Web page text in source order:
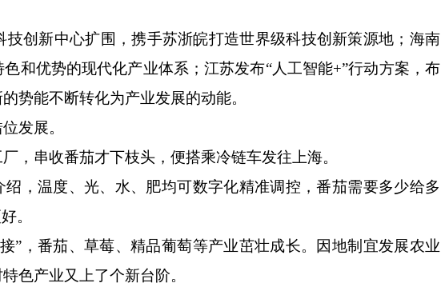
新中心扩围，携手苏浙皖打造世界级科技创新策源地；海南
和优势的现代化产业体系；江苏发布“人工智能+”行动方案，布
势能不断转化为产业发展的动能。
发展。
串收番茄才下枝头，便搭乘冷链车发往上海。
，温度、光、水、肥均可数字化精准调控，番茄需要多少给多
。
，番茄、草莓、精品葡萄等产业茁壮成长。因地制宜发展农业
色产业又上了个新台阶。